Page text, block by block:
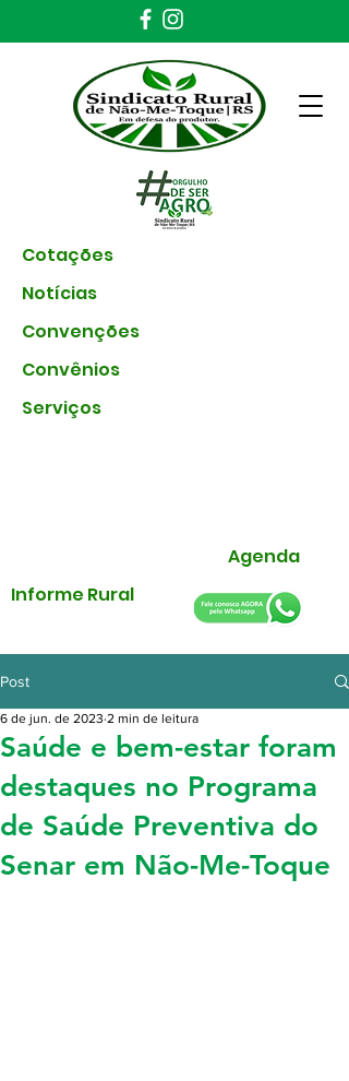
Cotações
Notícias
Convenções
Convênios
Serviços
Agenda
Informe Rural
Post
Saúde e bem-estar foram
destaques no Programa
de Saúde Preventiva do
Senar em Não-Me-Toque
6 de jun. de 2023 2 min de leitura